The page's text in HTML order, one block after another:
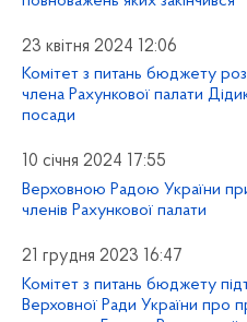
23 квітня 2024 12:06
Комітет з питань бюджету
члена Рахункової палати
посади
10 січня 2024 17:55
Верховною Радою України
членів Рахункової палати
21 грудня 2023 16:47
Комітет з питань бюджету
Верховної Ради України про